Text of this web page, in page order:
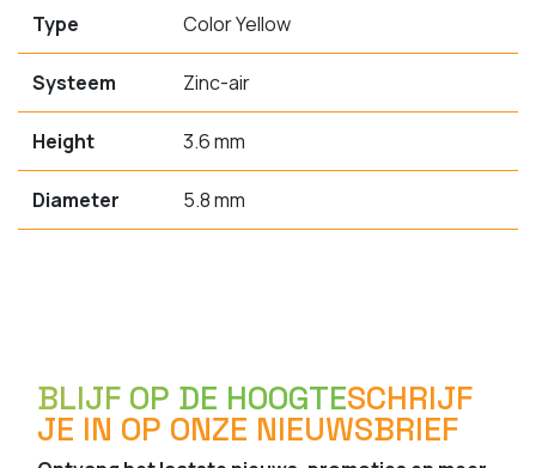
Type Color Yellow
Systeem Zinc-air
Height 3.6 mm
Diameter 5.8 mm
BLIJF OP DE HOOGTESCHRIJF
JE IN OP ONZE NIEUWSBRIEF